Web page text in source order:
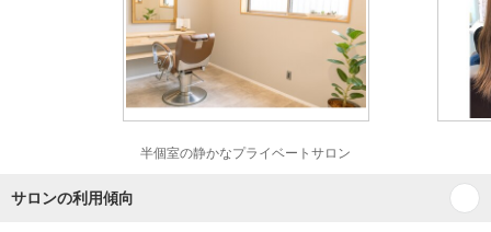
半個室の静かなプライベートサロン
サロンの利用傾向